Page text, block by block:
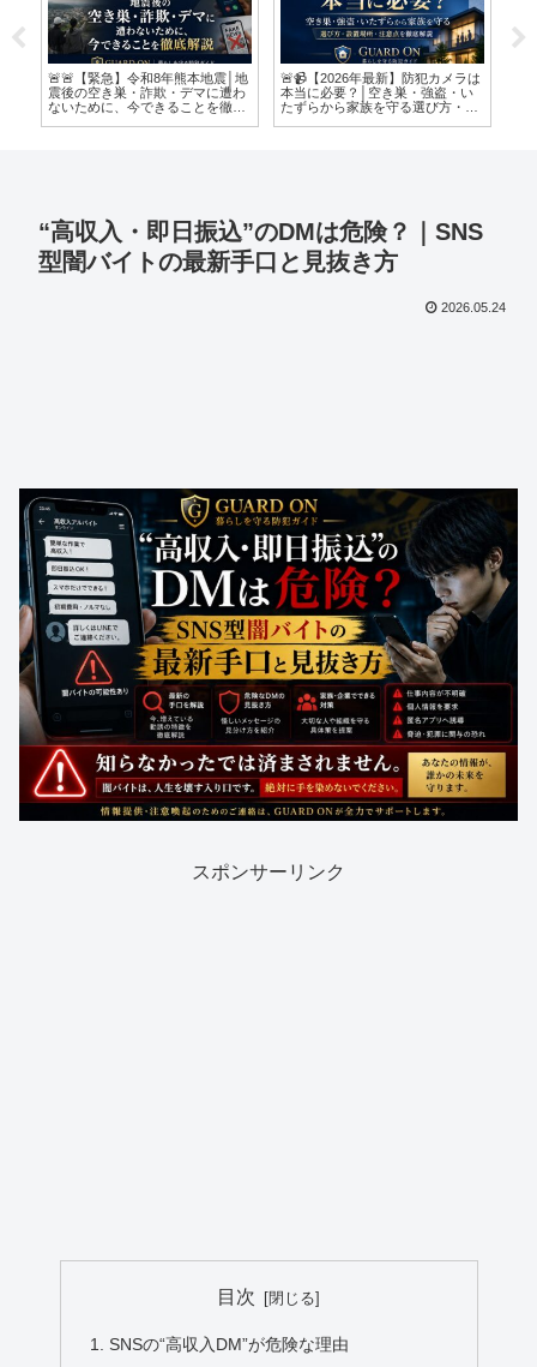
「もしかして詐欺かも？」どうす
ればいい？
【2026年最新】家庭のスマホがサ
イバー攻撃の入口に？│特殊詐欺
から家族を守る最新対策をわかり
“高収入・即日振込”のDMは危険？｜SNS
型闇バイトの最新手口と見抜き方
2026.05.24
スポンサーリンク
目次
SNSの“高収入DM”が危険な理由